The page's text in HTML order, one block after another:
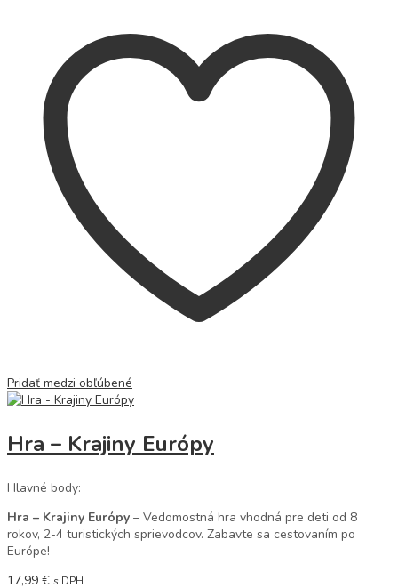
Pridať medzi obľúbené
Hra – Krajiny Európy
Hlavné body:
Hra – Krajiny Európy – Vedomostná hra vhodná pre deti od 8
rokov, 2-4 turistických sprievodcov. Zabavte sa cestovaním po
Európe!
17,99 € s DPH